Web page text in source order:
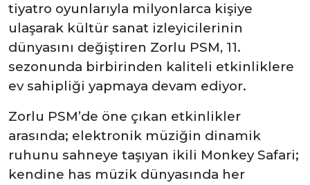
tiyatro oyunlarıyla milyonlarca kişiye
ulaşarak kültür sanat izleyicilerinin
dünyasını değiştiren Zorlu PSM, 11.
sezonunda birbirinden kaliteli etkinliklere
ev sahipliği yapmaya devam ediyor.
Zorlu PSM’de öne çıkan etkinlikler
arasında; elektronik müziğin dinamik
ruhunu sahneye taşıyan ikili Monkey Safari;
kendine has müzik dünyasında her